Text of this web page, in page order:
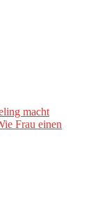
macht
Frau einen